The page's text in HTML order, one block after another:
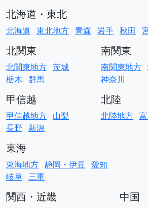
北海道・東北
北海道 東北地方 青森 岩手 秋田
北関東
北関東地方 茨城
栃木 群馬
南関東
南関東地方
神奈川
甲信越
甲信越地方 山梨
長野
新潟
北陸
北陸地方
東海
東海地方 静岡・伊豆 愛知
岐阜 三重
関西・近畿 中国